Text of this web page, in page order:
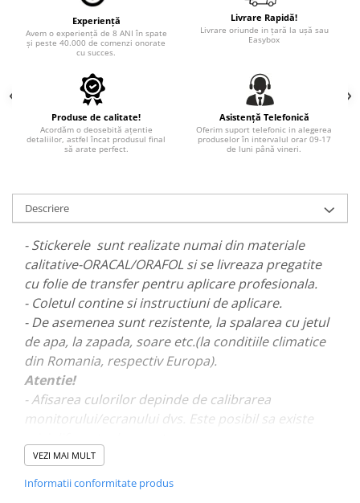
18+ STICKER
4X4/OFF ROAD STICKER
BABY ON BOARD
DIVERSE
DRIFT
PARASOLARE
PAUL WALKER STICKER
PENTRU FETE
PRODUSE IN TRENDING
SETURI STICKERE
STICKERE CAPAC REZERVOR
STICKERE CRĂCIUN
STICKERE CU ANIMALE
STICKERE GEAM MIC
STICKERE JDM
STICKERE PENTRU CAPOTA
STICKERE PENTRU LATERALE
STICKERE PERSONALIZATE
Experiență
Avem o experiență de 8 ANI în spate
și peste 40.000 de comenzi onorate
cu succes.
Livrare Rapidă!
Livrare oriunde in țară la ușă sau
Easybox
Produse de calitate!
Acordăm o deosebită ațentie
detaliilor, astfel încat produsul final
să arate perfect.
Asistență Telefonică
Oferim suport telefonic in alegerea
produselor în intervalul orar 09-17
de luni până vineri.
Descriere
- Stickerele sunt realizate numai din materiale
calitative-ORACAL/ORAFOL si se livreaza pregatite
cu folie de transfer pentru aplicare profesionala.
- Coletul contine si instructiuni de aplicare.
- De asemenea sunt rezistente, la spalarea cu jetul
de apa, la zapada, soare etc.(la conditiile climatice
din Romania, respectiv Europa).
Atentie!
- Afisarea culorilor depinde de calibrarea
monitorului/ecranului dvs. Este posibil sa existe
- Pentru stickere personalizate si pentru a vizualiza
VEZI MAI MULT
Informatii conformitate produs